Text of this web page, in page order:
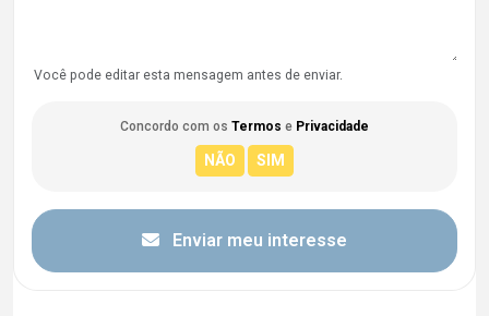
Você pode editar esta mensagem antes de enviar.
Concordo com os Termos e Privacidade
Enviar meu interesse